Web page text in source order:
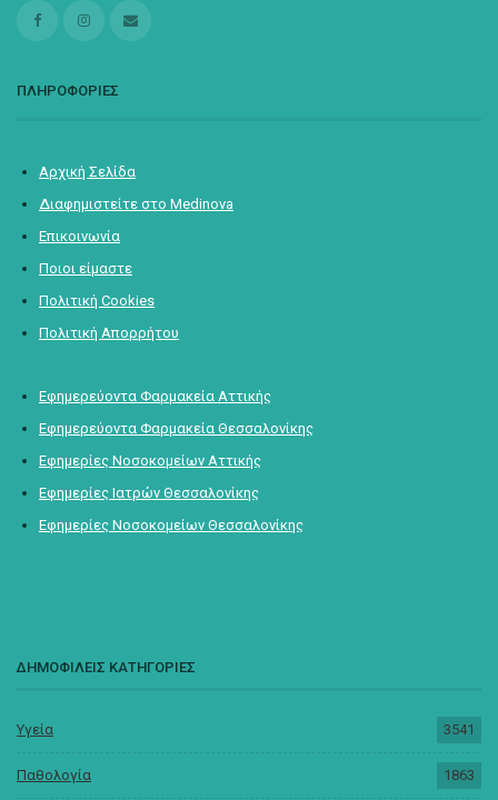
ΠΛΗΡΟΦΟΡΙΕΣ
Αρχική Σελίδα
Διαφημιστείτε στο Medinova
Επικοινωνία
Ποιοι είμαστε
Πολιτική Cookies
Πολιτική Απορρήτου
Εφημερεύοντα Φαρμακεία Αττικής
Εφημερεύοντα Φαρμακεία Θεσσαλονίκης
Εφημερίες Νοσοκομείων Αττικής
Εφημερίες Ιατρών Θεσσαλονίκης
Εφημερίες Νοσοκομείων Θεσσαλονίκης
ΔΗΜΟΦΙΛΕΙΣ ΚΑΤΗΓΟΡΙΕΣ
Υγεία 3541
Παθολογία 1863